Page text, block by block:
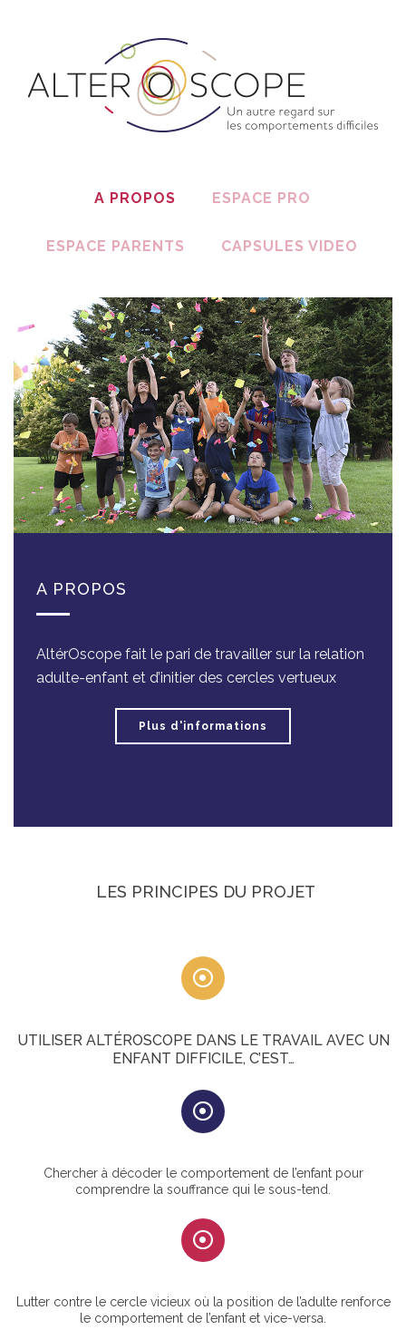
A PROPOS ESPACE PRO
ESPACE PARENTS CAPSULES VIDEO
A PROPOS
AltérOscope fait le pari de travailler sur la relation
adulte-enfant et d’initier des cercles vertueux
Plus d'informations
LES PRINCIPES DU PROJET
UTILISER ALTÉROSCOPE DANS LE TRAVAIL AVEC UN
ENFANT DIFFICILE, C’EST…
Chercher à décoder le comportement de l’enfant pour
comprendre la souffrance qui le sous-tend.
Lutter contre le cercle vicieux où la position de l’adulte renforce
le comportement de l’enfant et vice-versa.